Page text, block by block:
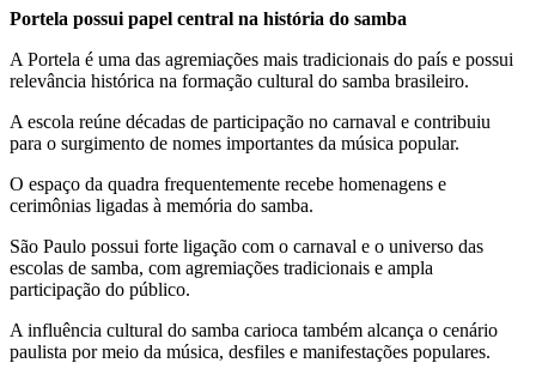
Portela possui papel central na história do samba
A Portela é uma das agremiações mais tradicionais do país e possui
relevância histórica na formação cultural do samba brasileiro.
A escola reúne décadas de participação no carnaval e contribuiu
para o surgimento de nomes importantes da música popular.
O espaço da quadra frequentemente recebe homenagens e
cerimônias ligadas à memória do samba.
São Paulo possui forte ligação com o carnaval e o universo das
escolas de samba, com agremiações tradicionais e ampla
participação do público.
A influência cultural do samba carioca também alcança o cenário
paulista por meio da música, desfiles e manifestações populares.